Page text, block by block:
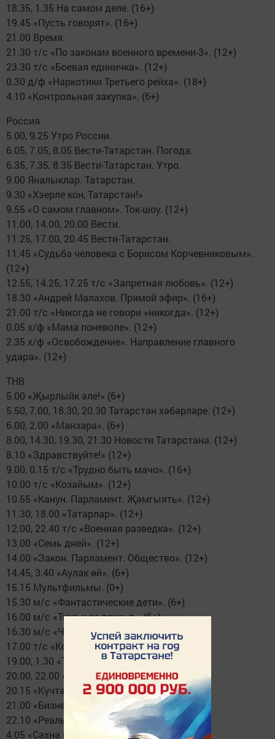
18.35, 1.35 На самом деле. (16+)
19.45 «Пусть говорят». (16+)
21.00 Время.
21.30 т/с «По законам военного времени-3». (12+)
23.30 т/с «Боевая единичка». (12+)
0.30 д/ф «Наркотики Третьего рейха». (18+)
4.10 «Контрольная закупка». (6+)
Россия
5.00, 9.25 Утро России.
6.05, 7.05, 8.05 Вести-Татарстан. Погода.
6.35, 7.35, 8.35 Вести-Татарстан. Утро.
9.00 Яналыклар. Татарстан.
9.30 «Хэерле кон, Татарстан!»
9.55 «О самом главном». Ток-шоу. (12+)
11.00, 14.00, 20.00 Вести.
11.25, 17.00, 20.45 Вести-Татарстан.
11.45 «Судьба человека с Борисом Корчевниковым».
(12+)
12.55, 14.25, 17.25 т/с «Запретная любовь». (12+)
18.30 «Андрей Малахов. Прямой эфир». (16+)
21.00 т/с «Никогда не говори «никогда». (12+)
0.05 х/ф «Мама поневоле». (12+)
2.35 х/ф «Освобождение». Направление главного
удара». (12+)
ТНВ
5.00 «Җырлыйк әле!» (6+)
5.50, 7.00, 18.30, 20.30 Татарстан хәбәрләре. (12+)
6.00, 2.00 «Манзара». (6+)
8.00, 14.30, 19.30, 21.30 Новости Татарстана. (12+)
8.10 «Здравствуйте!» (12+)
9.00, 0.15 т/с «Трудно быть мачо». (16+)
10.00 т/с «Козайым». (12+)
10.55 «Канун. Парламент. Җәмгыять». (12+)
11.30, 18.00 «Татарлар». (12+)
12.00, 22.40 т/с «Военная разведка». (12+)
13.00 «Семь дней». (12+)
14.00 «Закон. Парламент. Общество». (12+)
14.45, 3.40 «Аулак өй». (6+)
15.15 Мультфильмы. (0+)
15.30 м/с «Фантастические дети». (6+)
16.00 м/с «Тико и ее друзья». (6+)
16.30 м/с «Чиби Маруко Чан». (6+)
17.00 т/с «Козайым». (12+)
19.00, 1.30 «Таяну ноктасы». (16+)
20.00, 22.00 «Вызов 112». (16+)
20.15 «Күчтәнәч». (0+)
21.00 «Бизнес-ментор». (12+)
22.10 «Реальная экономика». (12+)
4.05 «Сәхнә моңнары». (6+)